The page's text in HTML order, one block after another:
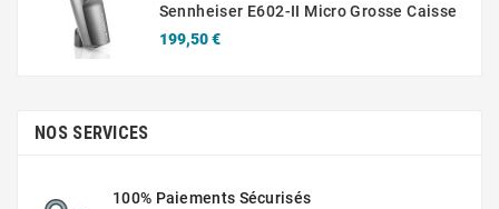
Sennheiser E602-II Micro Grosse Caisse
199,50 €Prix
NOS SERVICES
100% Paiements Sécurisés